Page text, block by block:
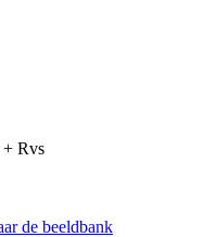
+ Rvs
de beeldbank